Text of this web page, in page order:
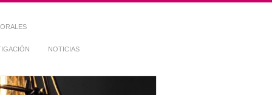
NOTICIAS